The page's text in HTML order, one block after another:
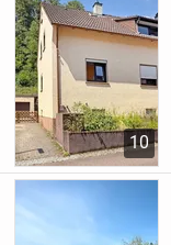
10